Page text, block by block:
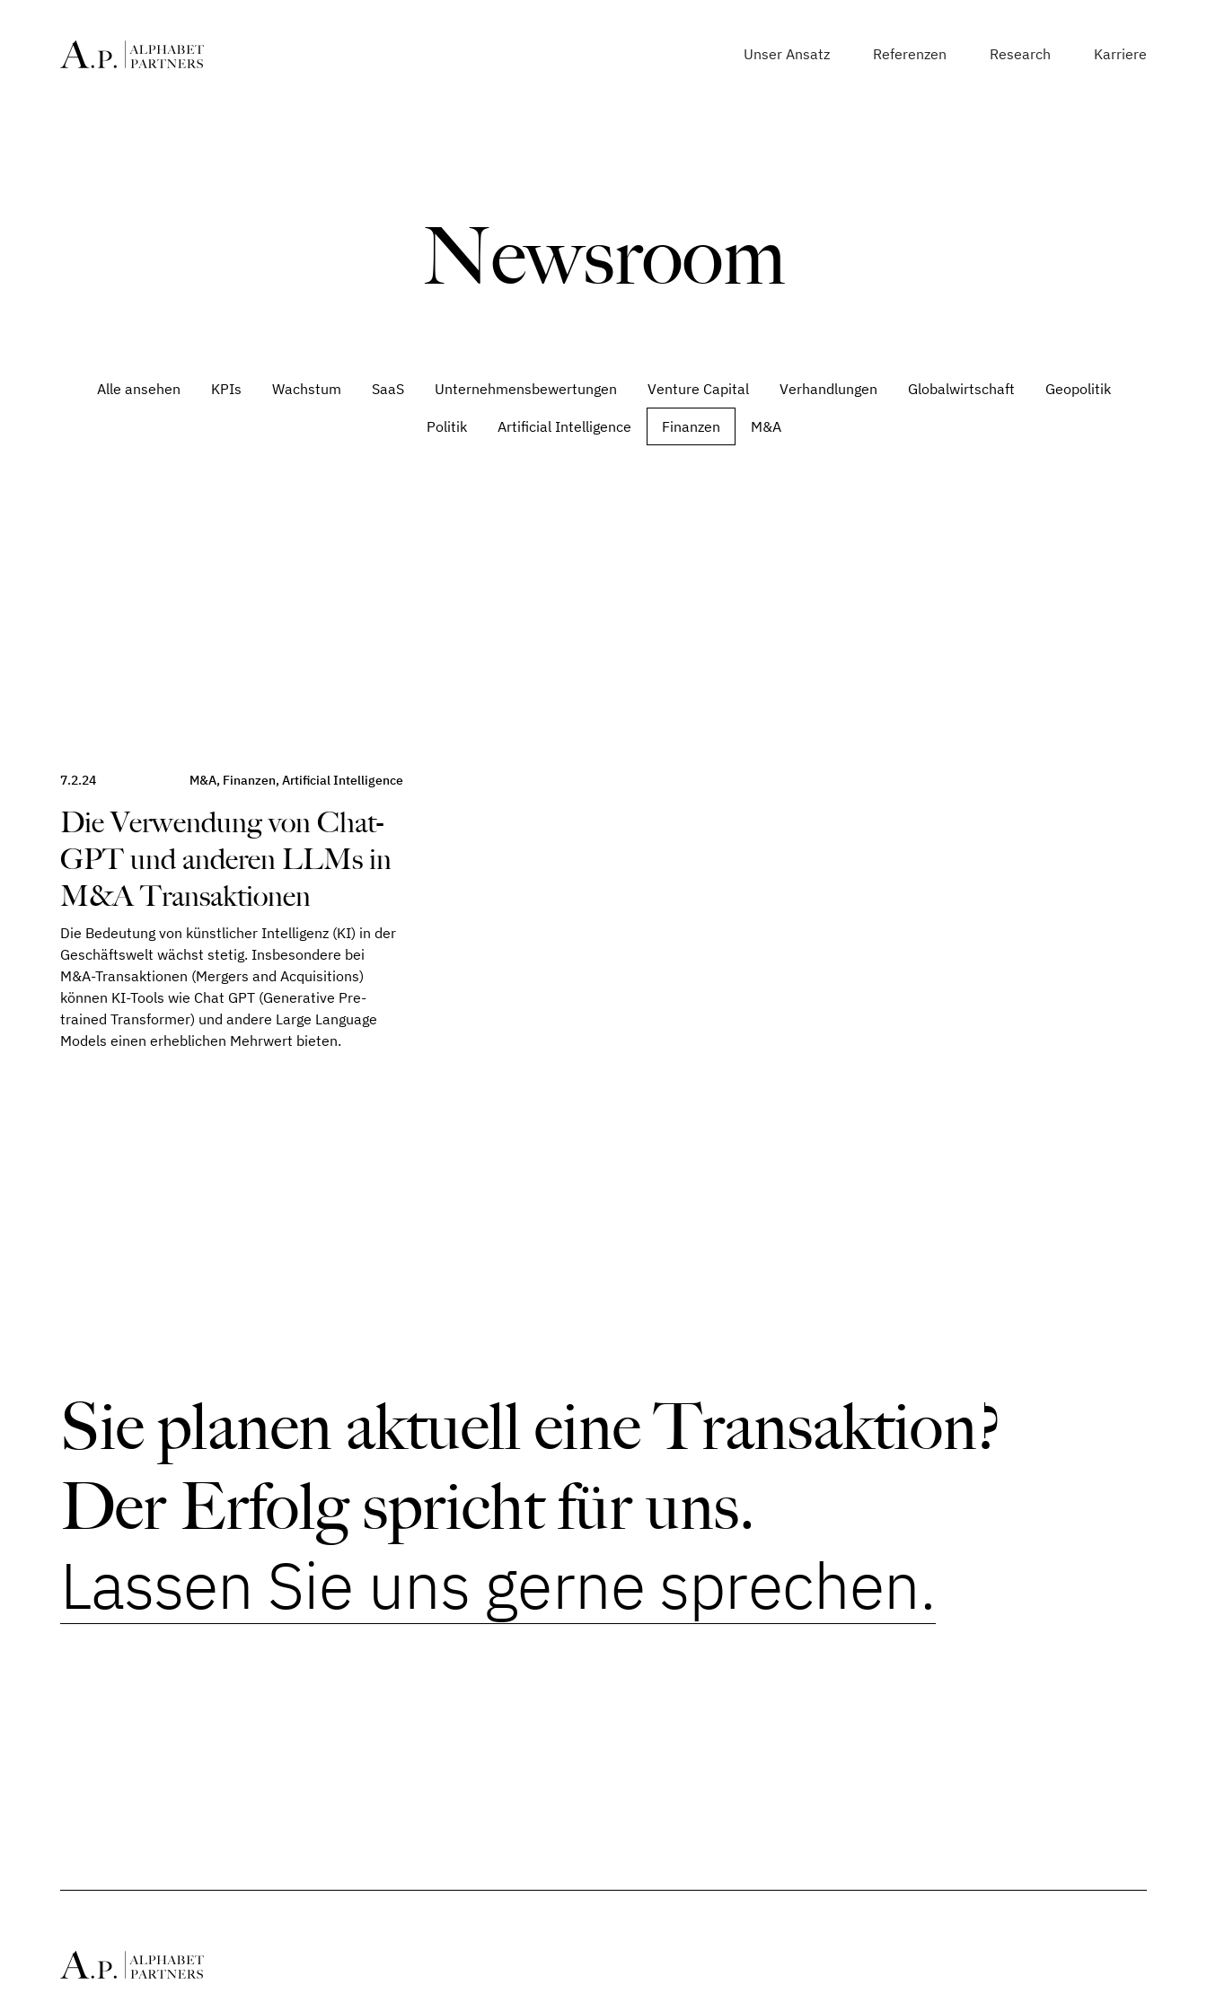
Unser Ansatz Referenzen Research Karriere
Newsroom
Alle ansehen KPIs Wachstum SaaS Unternehmensbewertungen Venture Capital Verhandlungen Globalwirtschaft Geopolitik
Politik Artificial Intelligence Finanzen M&A
7.2.24 M&A, Finanzen,Artificial Intelligence
Die Verwendung von Chat-
GPT und anderen LLMs in
M&A Transaktionen
Die Bedeutung von künstlicher Intelligenz (KI) in der
Geschäftswelt wächst stetig. Insbesondere bei
M&A-Transaktionen (Mergers and Acquisitions)
können KI-Tools wie Chat GPT (Generative Pre-
trained Transformer) und andere Large Language
Models einen erheblichen Mehrwert bieten.
Sie planen aktuell eine Transaktion?
Der Erfolg spricht für uns.
Lassen Sie uns gerne sprechen.